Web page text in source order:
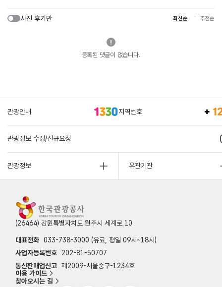
사진 후기만 최신순 추천순
등록된 댓글이 없습니다.
관광안내 지역번호
관광정보 수정/신규요청
관광정보 유관기관
(26464) 강원특별자치도 원주시 세계로 10
대표전화 033-738-3000 (유료, 평일 09시~18시)
사업자등록번호
202-81-50707
통신판매업신고 제2009-서울중구-1234호
이용 가이드
찾아오시는 길